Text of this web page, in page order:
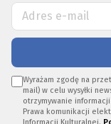
Wyrażam zgodę na
mail) w celu wysyłki
otrzymywanie
Prawa komunikacji
Informacji Kulturalnej.